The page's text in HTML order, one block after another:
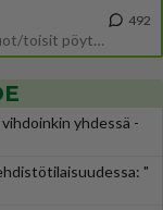
Siinäpä se kysymys on otsikossa. Mitäpä siis tuot/toisit pöytään parisuhteessa? Oletko mies vai nainen? Koetko sen mitä
492
yhdessä -
"